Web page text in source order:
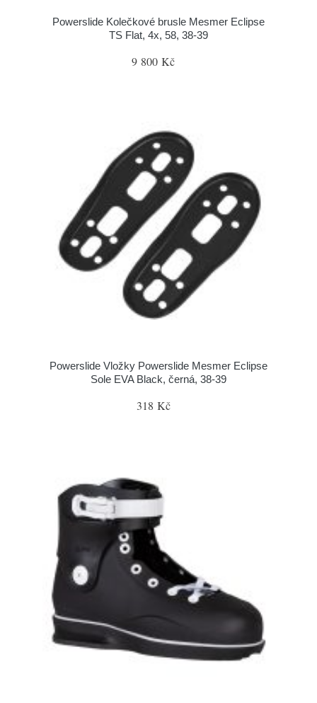
Powerslide Kolečkové brusle Mesmer Eclipse
TS Flat, 4x, 58, 38-39
9 800 Kč
Powerslide Vložky Powerslide Mesmer Eclipse
Sole EVA Black, černá, 38-39
318 Kč